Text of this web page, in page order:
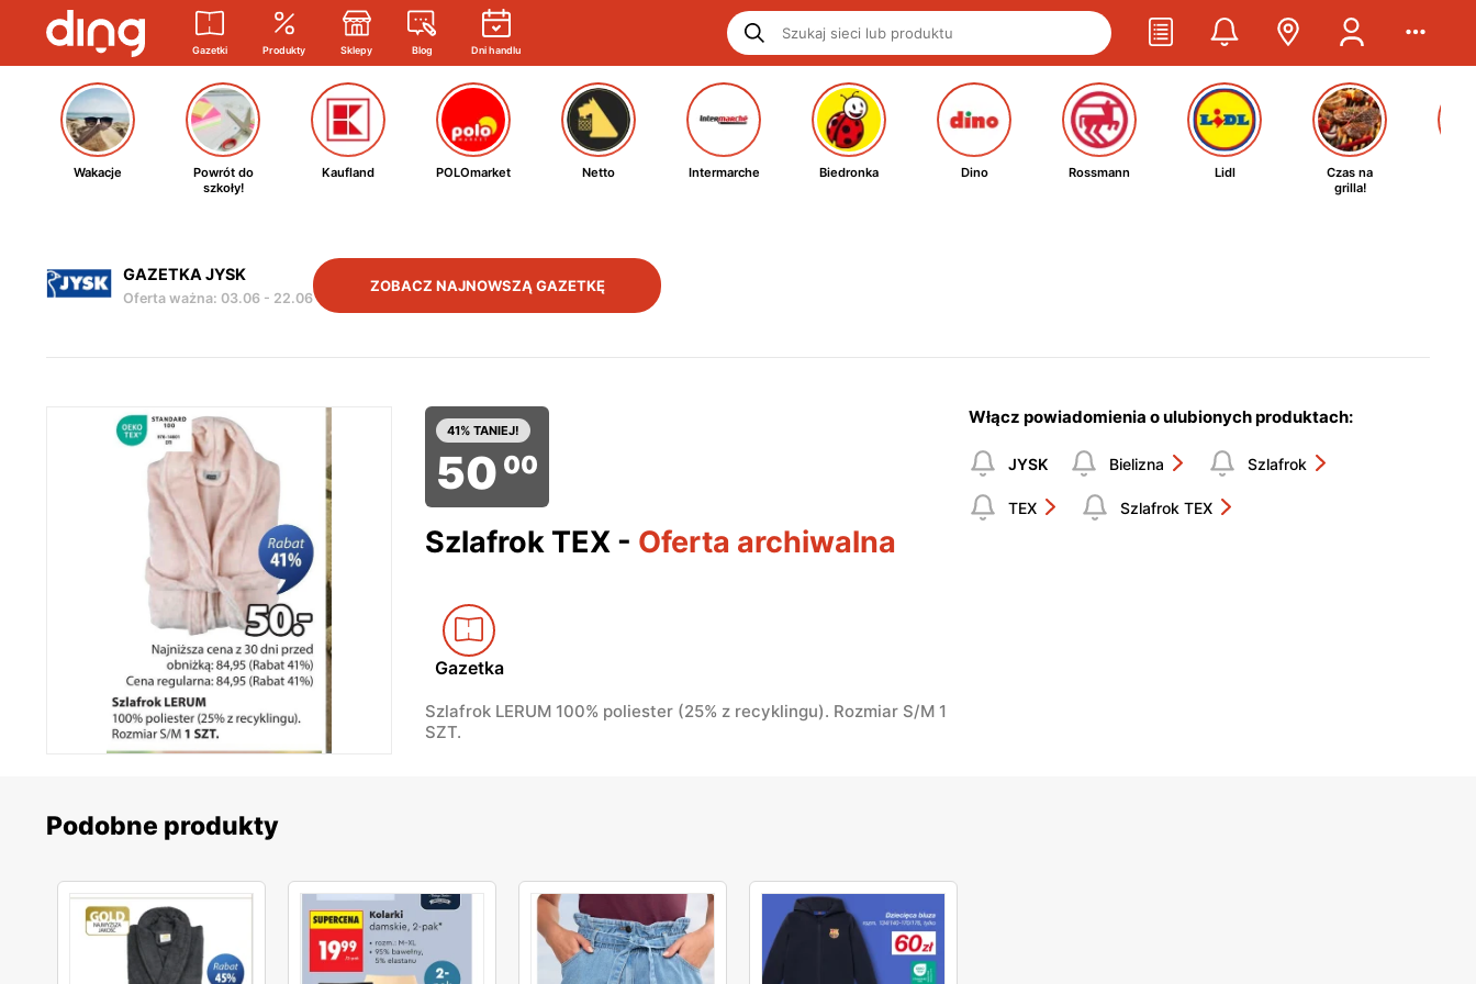
Gazetki Produkty Sklepy Blog Dni handlu
Wakacje
Powrót do
szkoły!
Kaufland POLOmarket Netto Intermarche Biedronka Dino Rossmann Lidl
Czas na
grilla!
GAZETKA JYSK
Oferta ważna: 03.06 - 22.06
ZOBACZ NAJNOWSZĄ GAZETKĘ
41% TANIEJ!
50 00
Szlafrok TEX - Oferta archiwalna
Gazetka
Szlafrok LERUM 100% poliester (25% z recyklingu). Rozmiar S/M 1
SZT.
Włącz powiadomienia o ulubionych produktach:
JYSK Bielizna Szlafrok
TEX Szlafrok TEX
Podobne produkty